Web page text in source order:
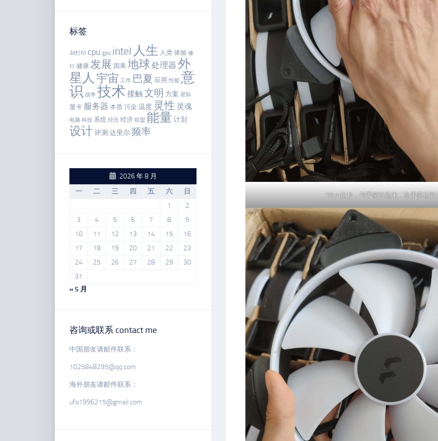
标签
3d打印 cpu gpu intel 人生 人类 体验 修
行 健康 发展 因果 地球 处理器 外
星人 宇宙 工作 巴夏 应用 性能 意
识 战争 技术 接触文明 方案 星际
显卡 服务器 本质 污染 温度 灵性 灵魂
电脑 科技 系统 经历 经济 联盟 能量 计划
设计评测 达里尔频率
2026 年 8 月
一
二 三 四 五 六
日
1
2
3
4 5 6 7 8
9
10
11 12 13 14 15
16
17
18 19 20 21 22
23
24
25 26 27 28 29
30
31
« 5 月
咨询或联系 contact me
中国朋友请邮件联系：
1025848295@qq.com
海外朋友请邮件联系：
ufo1996215@gmail.com
18cm边长，与手掌比起来，比手掌还要